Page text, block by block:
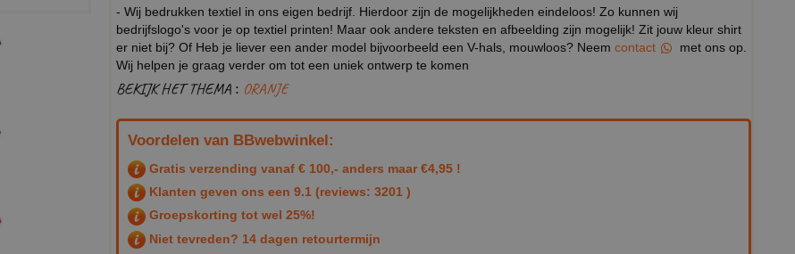
- Wij bedrukken textiel in ons eigen bedrijf. Hierdoor zijn de mogelijkheden eindeloos! Zo kunnen wij
bedrijfslogo's voor je op textiel printen! Maar ook andere teksten en afbeelding zijn mogelijk! Zit jouw kleur shirt
er niet bij? Of Heb je liever een ander model bijvoorbeeld een V-hals, mouwloos? Neem contact
met ons op.
Wij helpen je graag verder om tot een uniek ontwerp te komen
BEKIJK HET THEMA : ORANJE
Voordelen van BBwebwinkel:
Gratis verzending vanaf € 100,- anders maar €4,95 !
Klanten geven ons een 9.1 (reviews: 3201 )
Groepskorting tot wel 25%!
Niet tevreden? 14 dagen retourtermijn